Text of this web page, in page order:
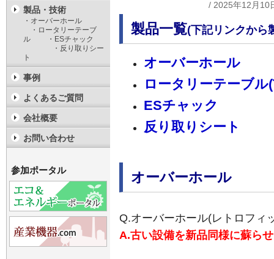
/ 2025年12月10
製品一覧(下記リンクから
オーバーホール
ロータリーテーブル
ESチャック
反り取りシート
オーバーホール
Q.オーバーホール(レトロフィ
A.古い設備を新品同様に蘇ら
製品・技術
・オーバーホール
・ロータリーテーブ
ル ・ESチャック
・反り取りシー
ト
事例
よくあるご質問
会社概要
お問い合わせ
参加ポータル